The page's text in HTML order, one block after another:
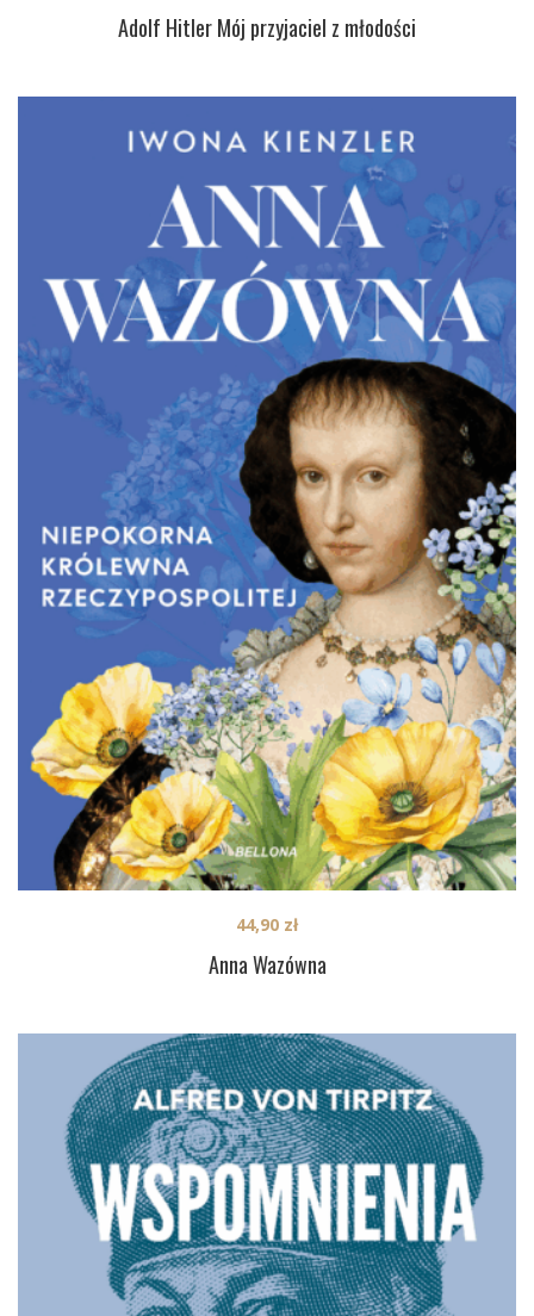
Adolf Hitler Mój przyjaciel z młodości
Anna Wazówna
44,90 zł